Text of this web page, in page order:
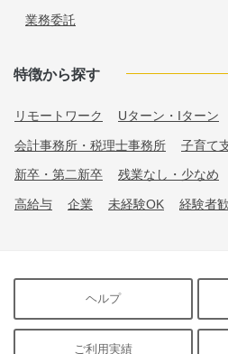
業務委託
特徴から探す
リモートワーク Uターン・Iターン
会計事務所・税理士事務所 子育て
新卒・第二新卒 残業なし・少なめ
高給与 企業 未経験OK 経験者
ヘルプ
ご利用実績